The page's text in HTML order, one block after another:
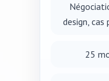
design, cas
25